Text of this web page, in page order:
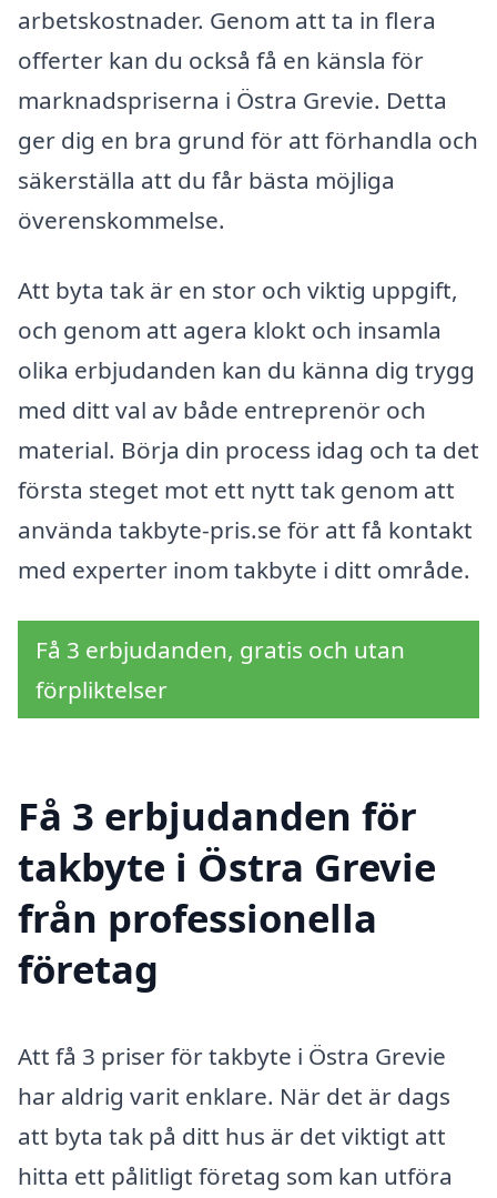
arbetskostnader. Genom att ta in flera
offerter kan du också få en känsla för
marknadspriserna i Östra Grevie. Detta
ger dig en bra grund för att förhandla och
säkerställa att du får bästa möjliga
överenskommelse.
Att byta tak är en stor och viktig uppgift,
och genom att agera klokt och insamla
olika erbjudanden kan du känna dig trygg
med ditt val av både entreprenör och
material. Börja din process idag och ta det
första steget mot ett nytt tak genom att
använda takbyte-pris.se för att få kontakt
med experter inom takbyte i ditt område.
Få 3 erbjudanden, gratis och utan
förpliktelser
Få 3 erbjudanden för
takbyte i Östra Grevie
från professionella
företag
Att få 3 priser för takbyte i Östra Grevie
har aldrig varit enklare. När det är dags
att byta tak på ditt hus är det viktigt att
hitta ett pålitligt företag som kan utföra